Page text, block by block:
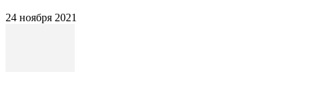
24 ноября 2021